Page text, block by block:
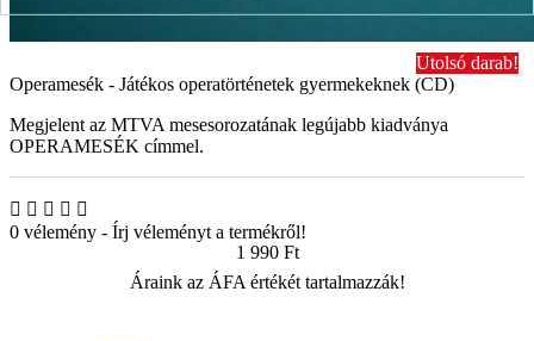
Utolsó darab!
Operamesék - Játékos operatörténetek gyermekeknek (CD)
Megjelent az MTVA mesesorozatának legújabb kiadványa
OPERAMESÉK címmel.
0 vélemény - Írj véleményt a termékről!
1 990 Ft
Áraink az ÁFA értékét tartalmazzák!